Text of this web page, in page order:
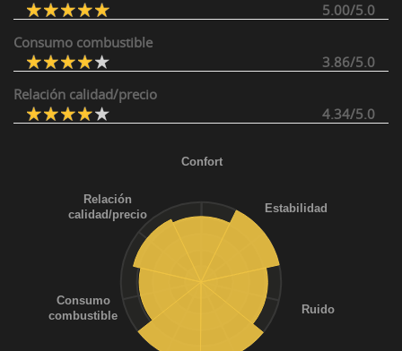
5.00/5.0
Consumo combustible
3.86/5.0
Relación calidad/precio
4.34/5.0
Confort
Estabilidad
Ruido
Consumo
combustible
Relación
calidad/precio